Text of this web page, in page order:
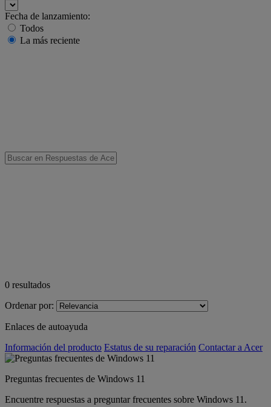
Fecha de lanzamiento:
Todos
La más reciente
0 resultados
Ordenar por:
Enlaces de autoayuda
Información del producto Estatus de su reparación Contactar a Acer
Preguntas frecuentes de Windows 11
Encuentre respuestas a preguntar frecuentes sobre Windows 11.